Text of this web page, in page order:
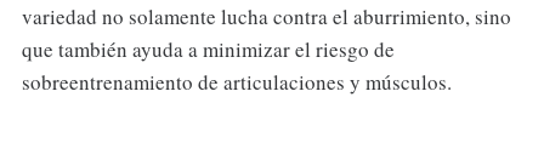
variedad no solamente lucha contra el aburrimiento, sino
que también ayuda a minimizar el riesgo de
sobreentrenamiento de articulaciones y músculos.